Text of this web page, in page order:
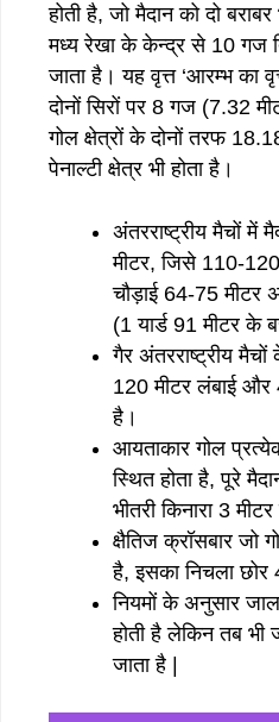
होती है, जो मैदान को दो
मध्य रेखा के केन्द्र से 10 गज
जाता है। यह वृत्त ‘आरम्भ का
दोनों सिरों पर 8 गज (7.32
गोल क्षेत्रों के दोनों तरफ
पेनाल्टी क्षेत्र भी होता है।
अंतरराष्ट्रीय मैचों में
मीटर, जिसे 110-
चौड़ाई 64-75 मीटर
(1 यार्ड 91 मीटर के
गैर अंतरराष्ट्रीय
120 मीटर लंबाई और
है।
आयताकार गोल
स्थित होता है, पूरे
भीतरी किनारा 3
क्षैतिज क्रॉसबार जो
है, इसका निचला छोर
नियमों के अनुसार
होती है लेकिन तब भी
जाता है |